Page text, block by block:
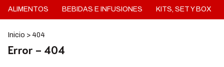
ALIMENTOS BEBIDAS E INFUSIONES KITS, SET Y BOX
Inicio > 404
Error - 404